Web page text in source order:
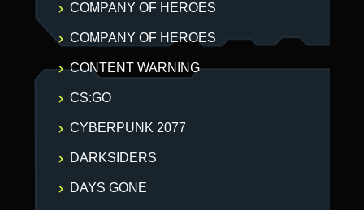
COMPANY OF HEROES
COMPANY OF HEROES
CONTENT WARNING
CS:GO
CYBERPUNK 2077
DARKSIDERS
DAYS GONE